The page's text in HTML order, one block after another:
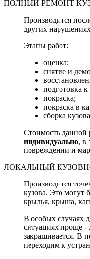
ПОЛНЫЙ РЕМОНТ
Производится
других
Этапы работ:
оценка;
снятие и
подготовка к
покраска;
покраска в
сборка
Стоимость данной
индивидуально, в
повреждений и
ЛОКАЛЬНЫЙ
Производится
кузова. Это могут
крылья, крыша,
В особых случаях
ситуациях проще -
закрашивается. В
переходим к